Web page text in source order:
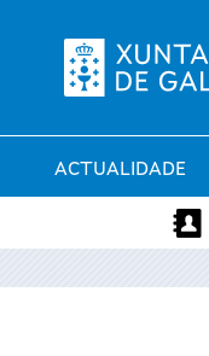
ACTUALIDADE